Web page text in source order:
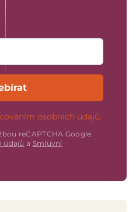
osobních údajů.
reCAPTCHA Google.
údajů a Smluvní